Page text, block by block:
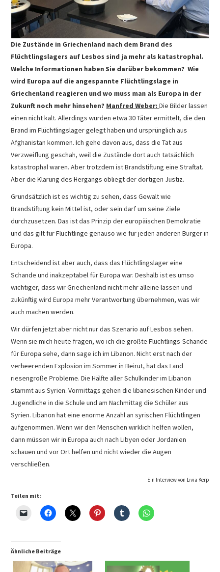
Die Zustände in Griechenland nach dem Brand des
Flüchtlingslagers auf Lesbos sind ja mehr als katastrophal.
Welche Informationen haben Sie darüber bekommen? Wie
wird Europa auf die angespannte Flüchtlingslage in
Griechenland reagieren und wo muss man als Europa in der
Zukunft noch mehr hinsehen? Manfred Weber:Die Bilder lassen
einen nicht kalt. Allerdings wurden etwa 30 Täter ermittelt, die den
Brand im Flüchtlingslager gelegt haben und ursprünglich aus
Afghanistan kommen. Ich gehe davon aus, dass die Tat aus
Verzweiflung geschah, weil die Zustände dort auch tatsächlich
katastrophal waren. Aber trotzdem ist Brandstiftung eine Straftat.
Aber die Klärung des Hergangs obliegt der dortigen Justiz.
Grundsätzlich ist es wichtig zu sehen, dass Gewalt wie
Brandstiftung kein Mittel ist, oder sein darf um seine Ziele
durchzusetzen. Das ist das Prinzip der europäischen Demokratie
und das gilt für Flüchtlinge genauso wie für jeden anderen Bürger in
Europa.
Entscheidend ist aber auch, dass das Flüchtlingslager eine
Schande und inakzeptabel für Europa war. Deshalb ist es umso
wichtiger, dass wir Griechenland nicht mehr alleine lassen und
zukünftig wird Europa mehr Verantwortung übernehmen, was wir
auch machen werden.
Wir dürfen jetzt aber nicht nur das Szenario auf Lesbos sehen.
Wenn sie mich heute fragen, wo ich die größte Flüchtlings-Schande
für Europa sehe, dann sage ich im Libanon. Nicht erst nach der
verheerenden Explosion im Sommer in Beirut, hat das Land
riesengroße Probleme. Die Hälfte aller Schulkinder im Libanon
stammt aus Syrien. Vormittags gehen die libanesischen Kinder und
Jugendliche in die Schule und am Nachmittag die Schüler aus
Syrien. Libanon hat eine enorme Anzahl an syrischen Flüchtlingen
aufgenommen. Wenn wir den Menschen wirklich helfen wollen,
dann müssen wir in Europa auch nach Libyen oder Jordanien
schauen und vor Ort helfen und nicht wieder die Augen
verschließen.
Ein Interview von Livia Kerp
Teilen mit:
Ähnliche Beiträge